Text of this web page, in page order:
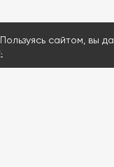
сайтом, вы